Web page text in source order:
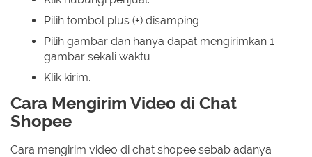
Pilih tombol plus (+) disamping
Pilih gambar dan hanya dapat mengirimkan 1
gambar sekali waktu
Klik kirim.
Cara Mengirim Video di Chat
Shopee
Cara mengirim video di chat shopee sebab adanya